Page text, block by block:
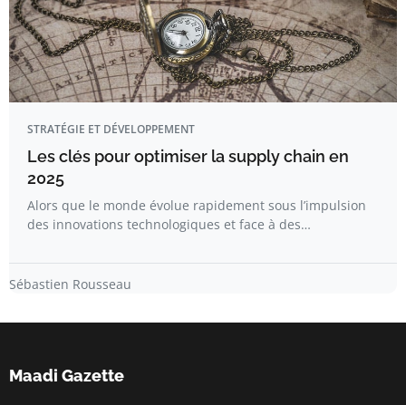
STRATÉGIE ET DÉVELOPPEMENT
Les clés pour optimiser la supply chain en
2025
Alors que le monde évolue rapidement sous l’impulsion
des innovations technologiques et face à des…
Sébastien Rousseau
Maadi Gazette